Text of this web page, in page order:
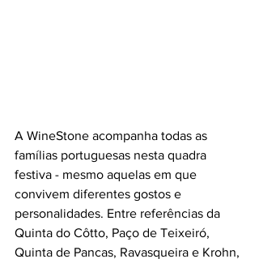
A WineStone acompanha todas as
famílias portuguesas nesta quadra
festiva - mesmo aquelas em que
convivem diferentes gostos e
personalidades. Entre referências da
Quinta do Côtto, Paço de Teixeiró,
Quinta de Pancas, Ravasqueira e Krohn,